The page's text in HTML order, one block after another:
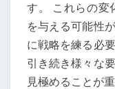
す。 これらの変
を与える可能性
に戦略を練る必
引き続き様々な
見極めることが重